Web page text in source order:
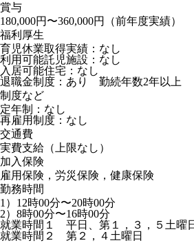
賞与
180,000円〜360,000円（前年度実績）
福利厚生
育児休業取得実績：なし
利用可能託児施設：なし
入居可能住宅：なし
退職金制度：あり 勤続年数2年以上
制度など
定年制：なし
再雇用制度：なし
交通費
実費支給（上限なし）
加入保険
雇用保険，労災保険，健康保険
勤務時間
1）12時00分〜20時00分
2）8時00分〜16時00分
就業時間１ 平日、第１，３，５土曜
就業時間２ 第２，４土曜日